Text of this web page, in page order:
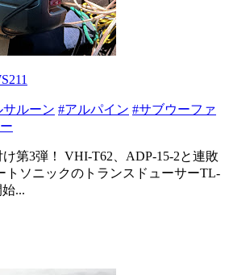
サルーン #アルパイン #サブウーファ
第3弾！ VHI-T62、ADP-15-2と連敗
トソニックのトランスドューサーTL-
...